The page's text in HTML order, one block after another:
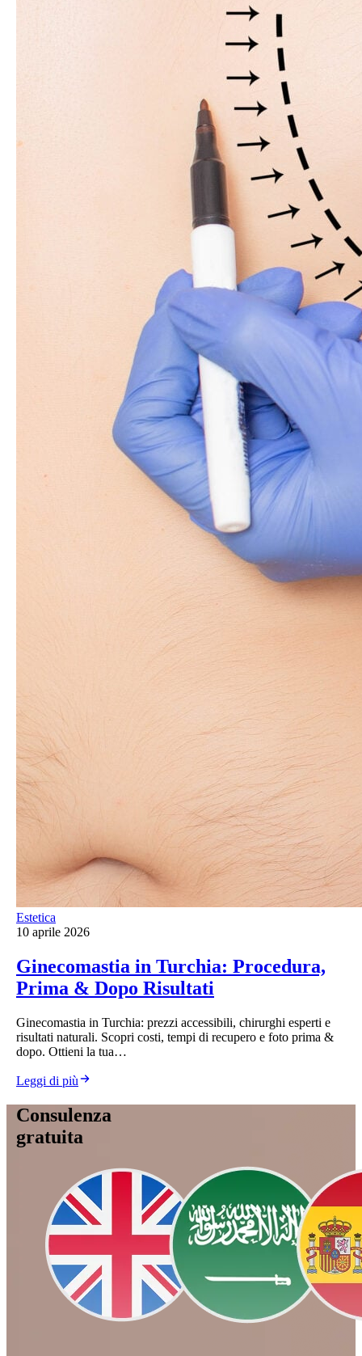
Estetica
10 aprile 2026
Ginecomastia in Turchia: Procedura,
Prima & Dopo Risultati
Ginecomastia in Turchia: prezzi accessibili, chirurghi esperti e
risultati naturali. Scopri costi, tempi di recupero e foto prima &
dopo. Ottieni la tua…
Leggi di più
Consulenza
gratuita